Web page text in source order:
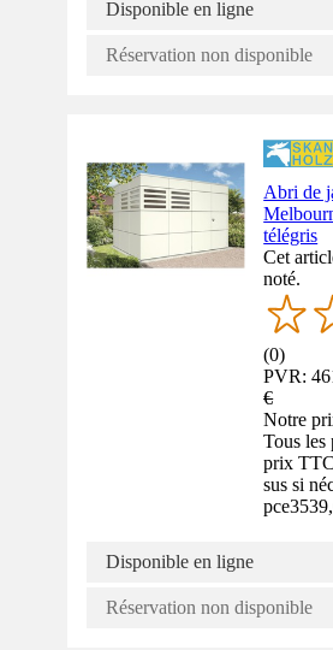
Disponible en ligne
Réservation non disponible
Abri de
télégris
Cet
noté.
(0)
PVR:
€
Notre
Tous les
prix
sus si
pce
Disponible en ligne
Réservation non disponible